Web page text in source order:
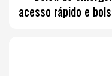
acesso rápido e